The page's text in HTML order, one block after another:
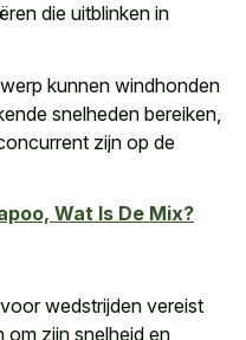
die uitblinken in
kunnen windhonden
snelheden bereiken,
zijn op de
Wat Is De Mix?
wedstrijden vereist
zijn snelheid en